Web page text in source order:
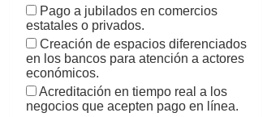
Pago a jubilados en comercios
estatales o privados.
Creación de espacios diferenciados
en los bancos para atención a actores
económicos.
Acreditación en tiempo real a los
negocios que acepten pago en línea.